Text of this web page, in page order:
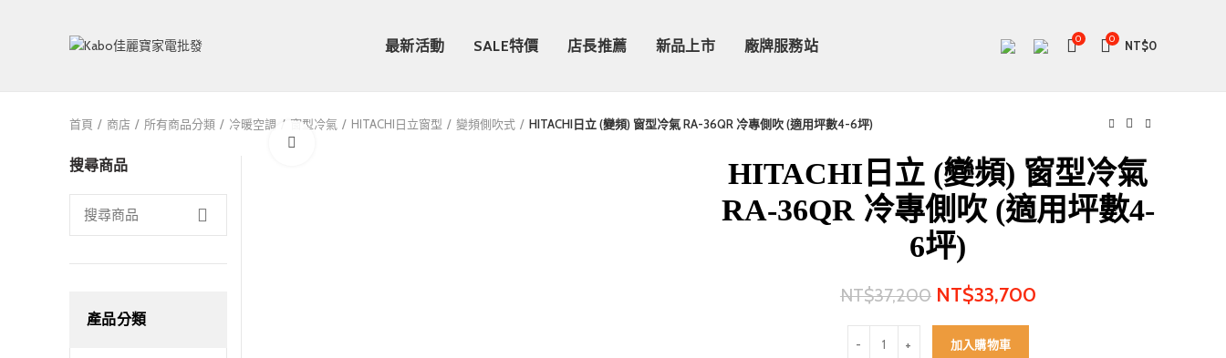
最新活動 SALE特價 店長推薦 新品上市 廠牌服務站 0 0 NT$0
首頁 商店 所有商品分類 冷暖空調 窗型冷氣 HITACHI日立窗型 變頻側吹式
HITACHI日立 (變頻) 窗型冷氣 RA-36QR 冷專側吹 (適用坪數4-6坪)
HITACHI日立 (變頻) 窗型冷氣
RA-36QR 冷專側吹 (適用坪數4-
6坪)
NT$37,200 NT$33,700
HITACHI日立 (變頻) 窗型冷氣 RA-36QR 冷專側吹 (適用坪數4-6坪)
加入購物車
搜尋商品
產品分類